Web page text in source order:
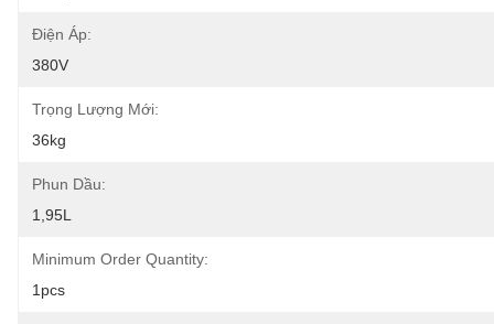
Điện Áp:
380V
Trọng Lượng Mới:
36kg
Phun Dầu:
1,95L
Minimum Order Quantity:
1pcs